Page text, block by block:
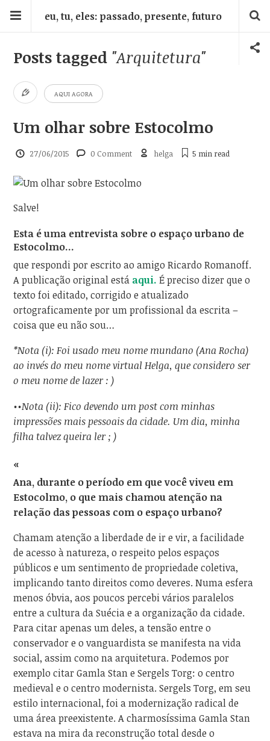
eu, tu, eles: passado, presente, futuro
Posts tagged "Arquitetura"
AQUI AGORA
Um olhar sobre Estocolmo
27/06/2015 0 Comment helga 5 min read
Salve!
Esta é uma entrevista sobre o espaço urbano de
Estocolmo…
que respondi por escrito ao amigo Ricardo Romanoff.
A publicação original está aqui.É preciso dizer que o
texto foi editado, corrigido e atualizado
ortograficamente por um profissional da escrita –
coisa que eu não sou…
*Nota (i): Foi usado meu nome mundano (Ana Rocha)
ao invés do meu nome virtual Helga, que considero ser
o meu nome de lazer : )
••Nota (ii): Fico devendo um post com minhas
impressões mais pessoais da cidade. Um dia, minha
filha talvez queira ler ; )
«
Ana, durante o período em que você viveu em
Estocolmo, o que mais chamou atenção na
relação das pessoas com o espaço urbano?
Chamam atenção a liberdade de ir e vir, a facilidade
de acesso à natureza, o respeito pelos espaços
públicos e um sentimento de propriedade coletiva,
implicando tanto direitos como deveres. Numa esfera
menos óbvia, aos poucos percebi vários paralelos
entre a cultura da Suécia e a organização da cidade.
Para citar apenas um deles, a tensão entre o
conservador e o vanguardista se manifesta na vida
social, assim como na arquitetura. Podemos por
exemplo citar Gamla Stan e Sergels Torg: o centro
medieval e o centro modernista. Sergels Torg, em seu
estilo internacional, foi a modernização radical de
uma área preexistente. A charmosíssima Gamla Stan
estava na mira da reconstrução total desde o